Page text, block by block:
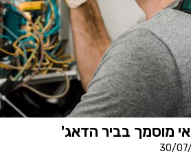
מוסמך בביר הדאג'
30/